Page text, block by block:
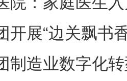
开展“边关飘书
制造业数字化转